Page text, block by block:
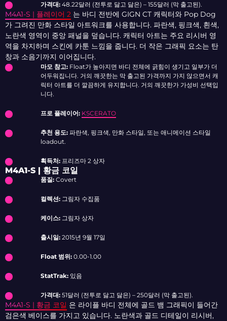
가격대: 48.22달러 (전투로 닳고 닳은) – 155달러 (막 출고된).
M4A1-S | 플레이어 2 는 바디 전반에 GIGN CT 캐릭터와 Pop Dog
가 그려진 만화 스타일 아트워크를 사용합니다. 파란색, 핑크색, 흰색,
노란색 영역이 중앙 패널을 덮습니다. 캐릭터 아트는 주요 리시버 영
역을 차지하며 스킨에 카툰 느낌을 줍니다. 더 작은 그래픽 요소는 탄
창과 소음기까지 이어집니다.
마모 참고: Float가 높아지면 바디 전체에 긁힘이 생기고 일부가 더
어두워집니다. 거의 깨끗한는 막 출고된 가격까지 가지 않으면서 캐
릭터 아트를 더 깔끔하게 유지합니다. 거의 깨끗한가 가성비 선택입
니다.
프로 플레이어: KSCERATO
추천 용도: 파란색, 핑크색, 만화 스타일, 또는 애니메이션 스타일
loadout.
획득처: 프리즈마 2 상자
M4A1-S | 황금 코일
품질: Covert
컬렉션: 그림자 수집품
케이스: 그림자 상자
출시일: 2015년 9월 17일
Float 범위: 0.00-1.00
StatTrak: 있음
가격대: 51달러 (전투로 닳고 닳은) – 250달러 (막 출고된).
M4A1-S | 황금 코일 은 라이플 바디 전체에 골드 뱀 그래픽이 들어간
검은색 베이스를 가지고 있습니다. 노란색과 골드 디테일이 리시버,